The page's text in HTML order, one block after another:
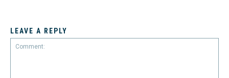
LEAVE A REPLY